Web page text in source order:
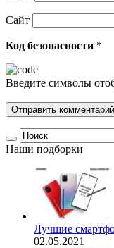
Сайт
Код безопасности *
Введите символы
Наши подборки
Лучшие
02.05.2021